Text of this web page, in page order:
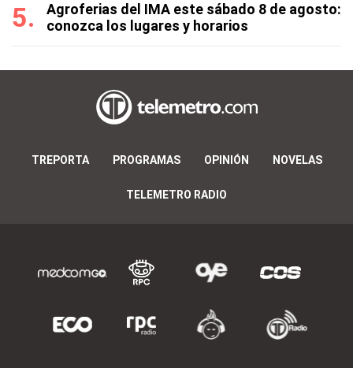
Agroferias del IMA este sábado 8 de agosto:
conozca los lugares y horarios
TREPORTA PROGRAMAS OPINIÓN NOVELAS
TELEMETRO RADIO